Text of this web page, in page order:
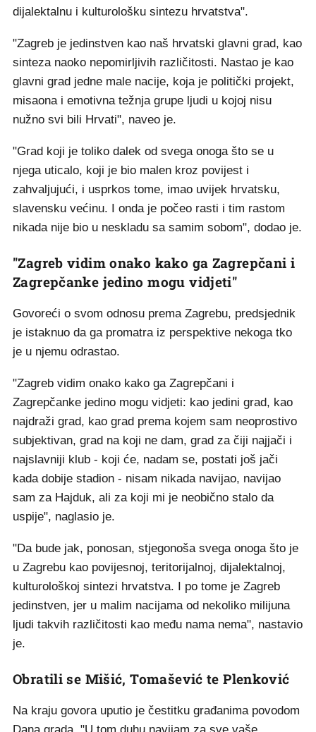
dijalektalnu i kulturološku sintezu hrvatstva".
"Zagreb je jedinstven kao naš hrvatski glavni grad, kao
sinteza naoko nepomirljivih različitosti. Nastao je kao
glavni grad jedne male nacije, koja je politički projekt,
misaona i emotivna težnja grupe ljudi u kojoj nisu
nužno svi bili Hrvati", naveo je.
"Grad koji je toliko dalek od svega onoga što se u
njega uticalo, koji je bio malen kroz povijest i
zahvaljujući, i usprkos tome, imao uvijek hrvatsku,
slavensku većinu. I onda je počeo rasti i tim rastom
nikada nije bio u neskladu sa samim sobom", dodao je.
"Zagreb vidim onako kako ga Zagrepčani i
Zagrepčanke jedino mogu vidjeti"
Govoreći o svom odnosu prema Zagrebu, predsjednik
je istaknuo da ga promatra iz perspektive nekoga tko
je u njemu odrastao.
"Zagreb vidim onako kako ga Zagrepčani i
Zagrepčanke jedino mogu vidjeti: kao jedini grad, kao
najdraži grad, kao grad prema kojem sam neoprostivo
subjektivan, grad na koji ne dam, grad za čiji najjači i
najslavniji klub - koji će, nadam se, postati još jači
kada dobije stadion - nisam nikada navijao, navijao
sam za Hajduk, ali za koji mi je neobično stalo da
uspije", naglasio je.
"Da bude jak, ponosan, stjegonoša svega onoga što je
u Zagrebu kao povijesnoj, teritorijalnoj, dijalektalnoj,
kulturološkoj sintezi hrvatstva. I po tome je Zagreb
jedinstven, jer u malim nacijama od nekoliko milijuna
ljudi takvih različitosti kao među nama nema", nastavio
je.
Obratili se Mišić, Tomašević te Plenković
Na kraju govora uputio je čestitku građanima povodom